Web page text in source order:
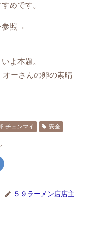
めです。
参照→
よ本題。
オーさんの卵の素晴
.チェンマイ 安全
５９ラーメン店店主